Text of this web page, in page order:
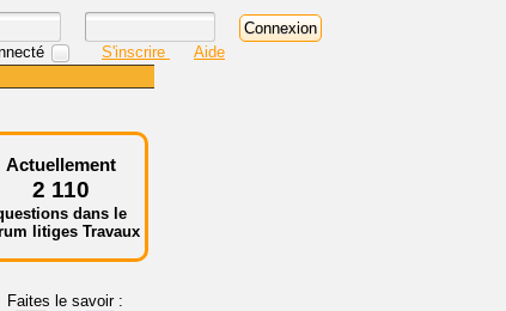
S'inscrire Aide
Actuellement
2 110
dans le
litiges Travaux
Faites le savoir :